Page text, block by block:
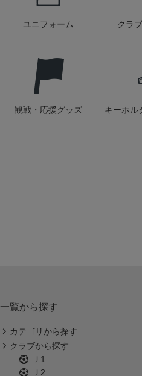
ユニフォーム クラ
観戦・応援グッズ
キーホル
一覧から探す
カテゴリから探す
クラブから探す
Ｊ1
Ｊ2